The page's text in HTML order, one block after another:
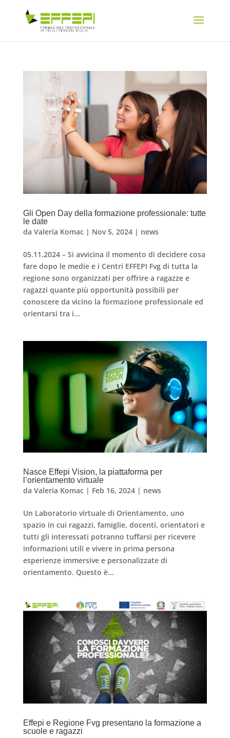
Gli Open Day della formazione professionale: tutte
le date
da Valeria Komac| Nov 5, 2024| news
05.11.2024 – Si avvicina il momento di decidere cosa
fare dopo le medie e i Centri EFFEPI Fvg di tutta la
regione sono organizzati per offrire a ragazze e
ragazzi quante più opportunità possibili per
conoscere da vicino la formazione professionale ed
orientarsi tra i...
Nasce Effepi Vision, la piattaforma per
l’orientamento virtuale
da Valeria Komac| Feb 16, 2024| news
Un Laboratorio virtuale di Orientamento, uno
spazio in cui ragazzi, famiglie, docenti, orientatori e
tutti gli interessati potranno tuffarsi per ricevere
informazioni utili e vivere in prima persona
esperienze immersive e personalizzate di
orientamento. Questo è...
Effepi e Regione Fvg presentano la formazione a
scuole e ragazzi